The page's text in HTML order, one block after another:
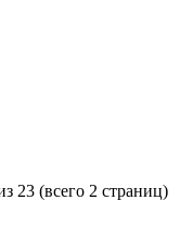
23 (всего 2 страниц)